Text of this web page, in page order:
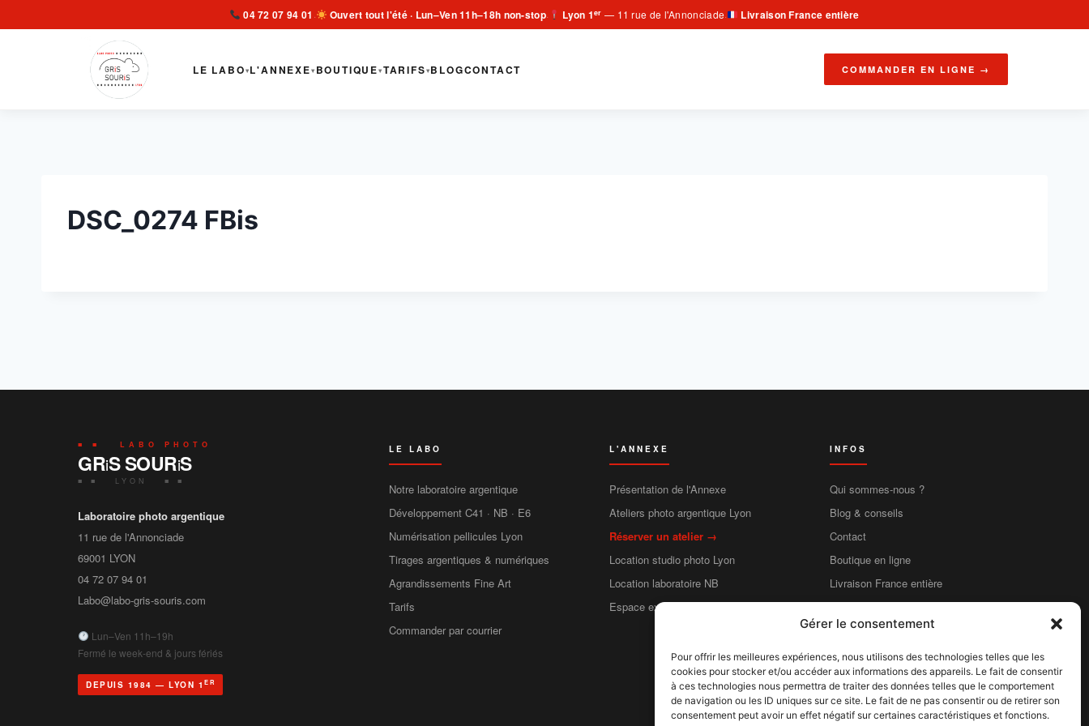
Gérer le consentement
Pour offrir les meilleures expériences, nous utilisons des technologies telles que les
cookies pour stocker et/ou accéder aux informations des appareils. Le fait de consentir
à ces technologies nous permettra de traiter des données telles que le comportement
de navigation ou les ID uniques sur ce site. Le fait de ne pas consentir ou de retirer son
consentement peut avoir un effet négatif sur certaines caractéristiques et fonctions.
04 72 07 94 01 · Ouvert tout l'été · Lun–Ven 11h–18h non-stop· Lyon 1er — 11 rue de l'Annonciade· Livraison France entière
LE LABO▾L'ANNEXE▾ BOUTIQUE▾TARIFS▾BLOGCONTACT COMMANDER EN LIGNE →
au
DSC_0274 FBis
■ ■ LABO PHOTO
GRiS SOURiS
■ ■ LYON ■ ■
Laboratoire photo argentique
11 rue de l'Annonciade
69001 LYON
04 72 07 94 01
Labo@labo-gris-souris.com
Lun–Ven 11h–19h
Fermé le week-end & jours fériés
DEPUIS 1984 — LYON 1 ER
LE LABO
Notre laboratoire argentique
Développement C41 · NB · E6
Numérisation pellicules Lyon
Tirages argentiques & numériques
Agrandissements Fine Art
Tarifs
Commander par courrier
L'ANNEXE
Présentation de l'Annexe
Ateliers photo argentique Lyon
Réserver un atelier →
Location studio photo Lyon
Location laboratoire NB
Espace exposition
INFOS
Qui sommes-nous ?
Blog & conseils
Contact
Boutique en ligne
Livraison France entière
Mentions légales
CGV
CGU
Confidentialité
Cookies